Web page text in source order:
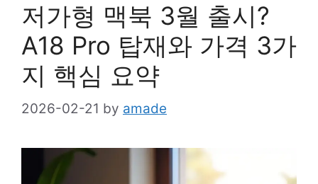
저가형 맥북 3월 출시?
A18 Pro 탑재와 가격 3가
지 핵심 요약
2026-02-21 by amade